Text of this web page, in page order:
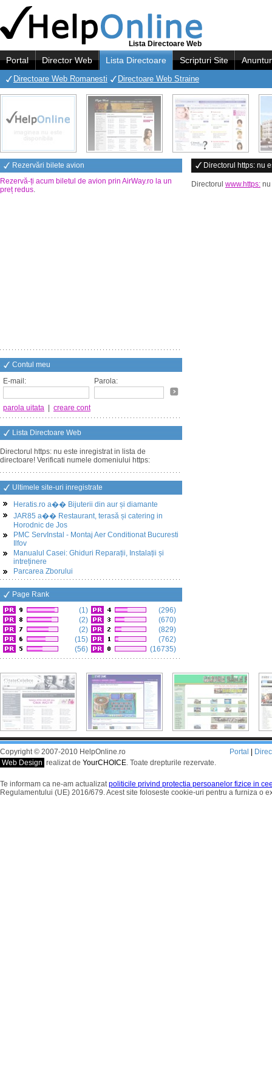
Lista Directoare Web
Portal Director Web Lista Directoare Scripturi Site
Directoare Web Romanesti Directoare Web Straine
Rezervări bilete avion
Rezervă-ți acum biletul de avion prin AirWay.ro la un
preț redus.
Contul meu
E-mail:
Parola:
parola uitata creare cont
Lista Directoare Web
Directorul https: nu este inregistrat in lista de
directoare! Verificati numele domeniului https:
Ultimele site-uri inregistrate
Heratis.ro a�� Bijuterii din aur și diamante
JAR85 a�� Restaurant, terasă și catering in
Horodnic de Jos
PMC ServInstal - Montaj Aer Conditionat Bucuresti
Ilfov
Manualul Casei: Ghiduri Reparații, Instalații și
intreținere
Parcarea Zborului
Page Rank
(1)
(2)
(2)
(15)
(56)
(296)
(670)
(829)
(762)
(16735)
Directorul https: nu
Directorul www.https: nu
Copyright © 2007-2010 HelpOnline.ro
Web Design realizat de YourCHOICE. Toate drepturile rezervate.
Portal
Te informam ca ne-am actualizatpoliticile privind protectia persoanelor fizice in
Regulamentului (UE) 2016/679. Acest site foloseste cookie-uri pentru a furniza o